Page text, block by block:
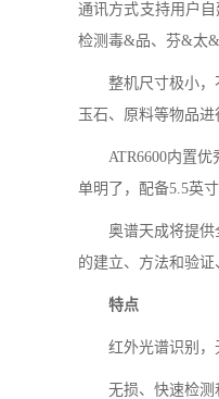
通讯方式支持用户
检测毒&品、芬&太
整机尺寸极小
玉石、原料等物品
ATR6600内置
单明了，配备5.5英
奥谱天成将提
的建立、方法和验证
特点
红外光谱识别，
无损、快速检测